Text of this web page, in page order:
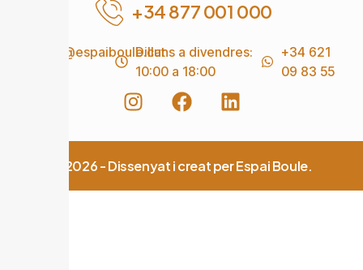
+34 877 001 000
info@espaiboule.catDilluns a divendres:
10:00 a 18:00
+34 621
09 83 55
© 2026 - Dissenyat i creat per Espai Boule.